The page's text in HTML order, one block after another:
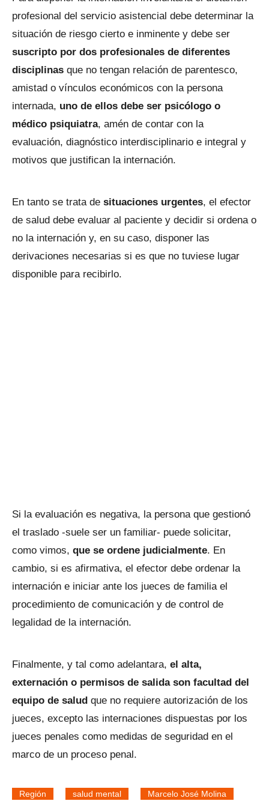
profesional del servicio asistencial debe determinar la
situación de riesgo cierto e inminente y debe ser
suscripto por dos profesionales de diferentes
disciplinas que no tengan relación de parentesco,
amistad o vínculos económicos con la persona
internada, uno de ellos debe ser psicólogo o
médico psiquiatra, amén de contar con la
evaluación, diagnóstico interdisciplinario e integral y
motivos que justifican la internación.
En tanto se trata de situaciones urgentes, el efector
de salud debe evaluar al paciente y decidir si ordena o
no la internación y, en su caso, disponer las
derivaciones necesarias si es que no tuviese lugar
disponible para recibirlo.
Si la evaluación es negativa, la persona que gestionó
el traslado -suele ser un familiar- puede solicitar,
como vimos, que se ordene judicialmente. En
cambio, si es afirmativa, el efector debe ordenar la
internación e iniciar ante los jueces de familia el
procedimiento de comunicación y de control de
legalidad de la internación.
Finalmente, y tal como adelantara, el alta,
externación o permisos de salida son facultad del
equipo de salud que no requiere autorización de los
jueces, excepto las internaciones dispuestas por los
jueces penales como medidas de seguridad en el
marco de un proceso penal.
Región salud mental Marcelo José Molina